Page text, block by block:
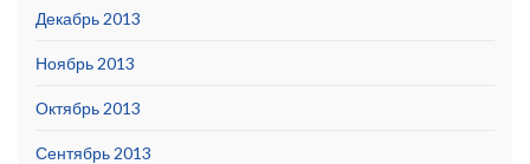
Декабрь 2013
Ноябрь 2013
Октябрь 2013
Сентябрь 2013